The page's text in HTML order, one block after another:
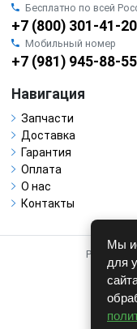
Бесплатно по всей
+7 (800) 301-41-20
Мобильный номер
+7 (981) 945-88-55
Навигация
Запчасти
Доставка
Гарантия
Оплата
О нас
Контакты
Работает
©
Мы
для